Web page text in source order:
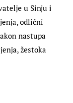
u Sinju i
odlični
nastupa
žestoka